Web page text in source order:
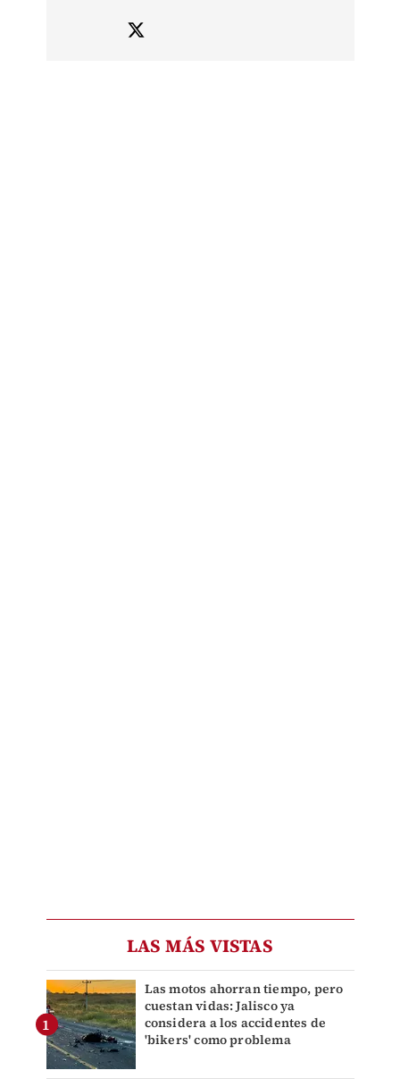
LAS MÁS VISTAS
Las motos ahorran tiempo, pero
cuestan vidas: Jalisco ya
considera a los accidentes de
'bikers' como problema